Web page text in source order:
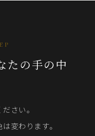
たの手の中
さい。
変わります。